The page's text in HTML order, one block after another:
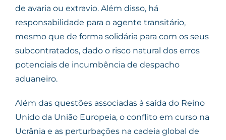
de avaria ou extravio. Além disso, há
responsabilidade para o agente transitário,
mesmo que de forma solidária para com os seus
subcontratados, dado o risco natural dos erros
potenciais de incumbência de despacho
aduaneiro.
Além das questões associadas à saída do Reino
Unido da União Europeia, o conflito em curso na
Ucrânia e as perturbações na cadeia global de